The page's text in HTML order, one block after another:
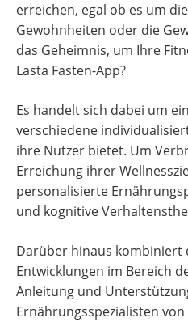
erreichen, egal ob es um
Gewohnheiten oder die
das Geheimnis, um Ihre
Lasta Fasten-App?
Es handelt sich dabei um
verschiedene
ihre Nutzer bietet. Um
Erreichung ihrer
personalisierte
und kognitive
Darüber hinaus kombiniert
Entwicklungen im Bereich
Anleitung und
Ernährungsspezialisten